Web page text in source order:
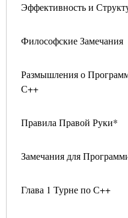
Эффективность и
Философские Замечания
Размышления о
С++
Правила Правой Руки*
Замечания для
Глава 1 Турне по С++